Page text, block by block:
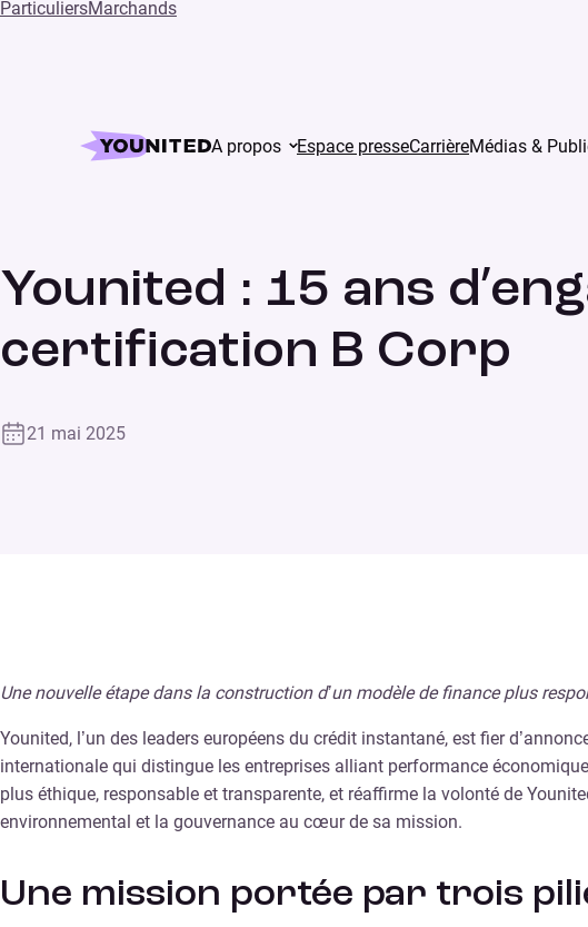
ParticuliersMarchands
A propos Espace presseCarrièreMédias &
Home Press Younited : 15 ans d’engagement reconnus par
Younited : 15 ans
certification B Corp
21 mai 2025
Une nouvelle étape dans la construction d’un modèle de finance plus
Younited, l’un des leaders européens du crédit instantané, est fier
internationale qui distingue les entreprises alliant performance
plus éthique, responsable et transparente, et réaffirme la volonté de
environnemental et la gouvernance au cœur de sa mission.
Une mission portée par trois